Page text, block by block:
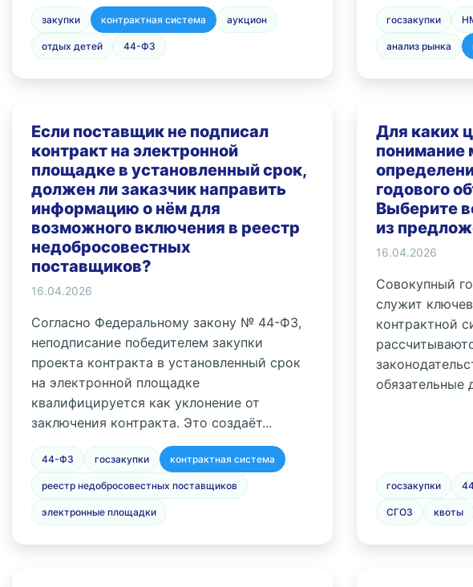
закупки контрактная система аукцион
отдых детей 44-ФЗ
госзакупки
анализ рынка
Если поставщик не подписал
контракт на электронной
площадке в установленный срок,
должен ли заказчик направить
информацию о нём для
возможного включения в реестр
недобросовестных
поставщиков?
16.04.2026
Согласно Федеральному закону № 44-ФЗ,
неподписание победителем закупки
проекта контракта в установленный срок
на электронной площадке
квалифицируется как уклонение от
заключения контракта. Это создаёт...
44-ФЗ госзакупки контрактная система
реестр недобросовестных поставщиков
электронные площадки
Для каких
понимание
годового
Выберите
из
16.04.2026
Совокупный
служит
контрактной
обязательные
госзакупки
СГОЗ квоты